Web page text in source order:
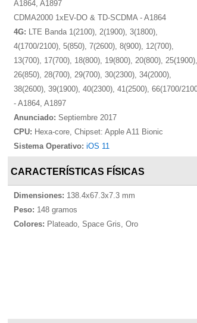
A1864, A1897
CDMA2000 1xEV-DO & TD-SCDMA - A1864
4G: LTE Banda 1(2100), 2(1900), 3(1800),
4(1700/2100), 5(850), 7(2600), 8(900), 12(700),
13(700), 17(700), 18(800), 19(800), 20(800), 25(1900),
26(850), 28(700), 29(700), 30(2300), 34(2000),
38(2600), 39(1900), 40(2300), 41(2500), 66(1700/
- A1864, A1897
Anunciado: Septiembre 2017
CPU: Hexa-core, Chipset: Apple A11 Bionic
Sistema Operativo: iOS 11
CARACTERÍSTICAS FÍSICAS
Dimensiones: 138.4x67.3x7.3 mm
Peso: 148 gramos
Colores: Plateado, Space Gris, Oro